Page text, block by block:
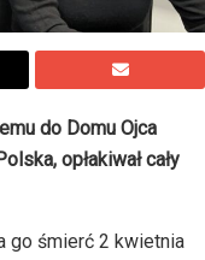
do Domu Ojca
opłakiwał cały
go śmierć 2 kwietnia